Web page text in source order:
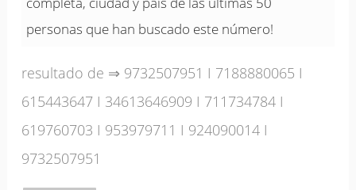
personas que han buscado este número!
resultado de ⇒ 9732507951 I 7188880065 I
615443647 I 34613646909 I 711734784 I
619760703 I 953979711 I 924090014 I
9732507951